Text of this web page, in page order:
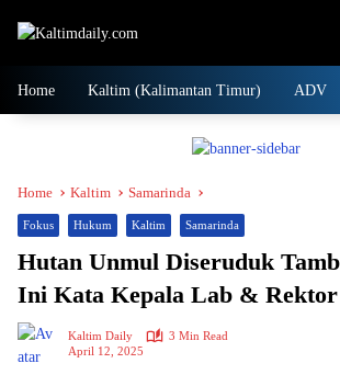
Home Kaltim (Kalimantan Timur) ADV
Home Kaltim Samarinda
Fokus Hukum Kaltim Samarinda
Hutan Unmul Diseruduk
Ini Kata Kepala Lab & Rektor
Kaltim Daily
3 Min Read
April 12, 2025